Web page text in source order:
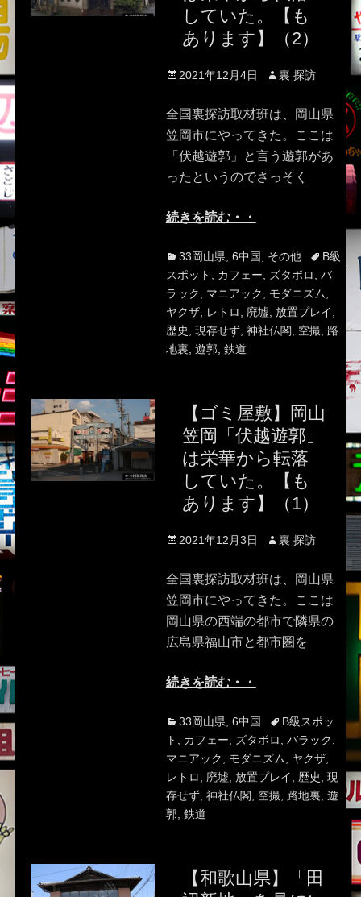
していた。【も
あります】（2）
Posted
2021年12月4日 Author
裏 探訪
全国裏探訪取材班は、岡山県
笠岡市にやってきた。ここは
「伏越遊郭」と言う遊郭があ
ったというのでさっそく
続きを読む・・
Categories
33岡山県 6中国 その他 TagsB級
スポット
カフェー ズタボロ
バ
ラック
マニアック モダニズム
ヤクザ, レトロ 廃墟 放置プレイ
歴史
現存せず, 神社仏閣 空撮, 路
地裏 遊郭, 鉄道
【ゴミ屋敷】岡山
笠岡「伏越遊郭」
は栄華から転落
していた。【も
あります】（1）
Posted
2021年12月3日 Author
裏 探訪
全国裏探訪取材班は、岡山県
笠岡市にやってきた。ここは
岡山県の西端の都市で隣県の
広島県福山市と都市圏を
続きを読む・・
Categories
33岡山県 6中国 TagsB級スポッ
ト
カフェー ズタボロ バラック
マニアック
モダニズム ヤクザ,
レトロ
廃墟 放置プレイ 歴史
現
存せず, 神社仏閣 空撮, 路地裏 遊
郭, 鉄道
【和歌山県】「田